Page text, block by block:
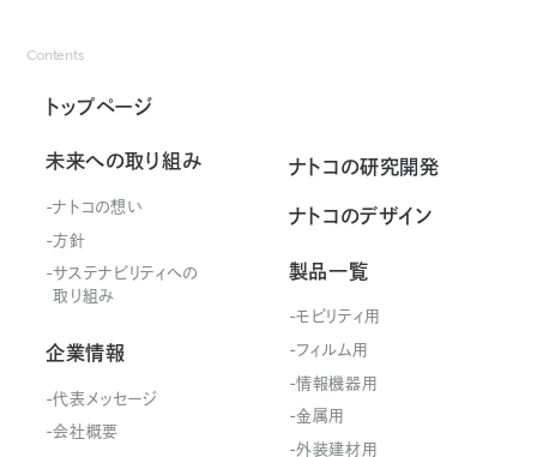
Contents
トップページ
未来への取り組み
ナトコの想い
方針
サステナビリティ への
取り組み
企業情報
代表メッセージ
会社概要
ナトコの研究開発
ナトコのデザイン
製品一覧
モビリティ用
フィルム用
情報機器用
金属用
外装建材用